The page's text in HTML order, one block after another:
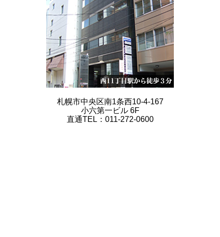
札幌市中央区南1条西10-4-167
小六第一ビル 6F
直通TEL：011-272-0600